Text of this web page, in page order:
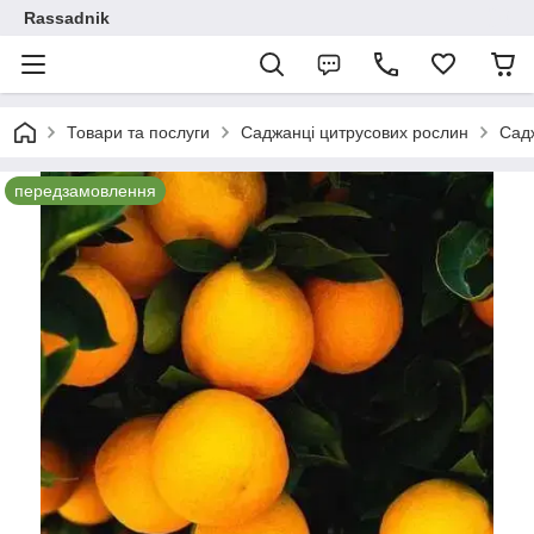
Rassadnik
Товари та послуги Саджанці цитрусових рослин
передзамовлення